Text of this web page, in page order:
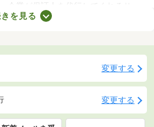
企業が保証人を代行してくれるサー
なくてもお部屋を借りられるので、
を見る
変更する
変更する